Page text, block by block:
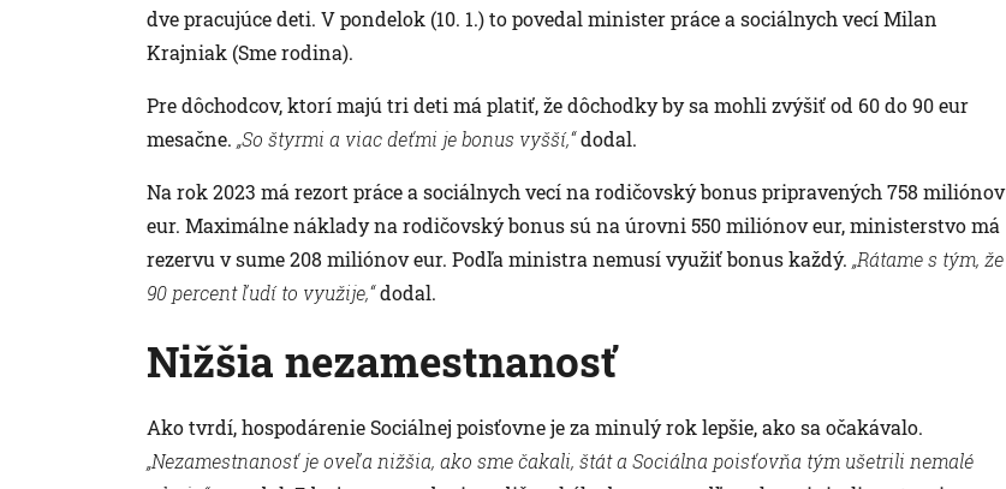
dve pracujúce deti. V pondelok (10. 1.) to povedal minister práce a sociálnych vecí Milan
Krajniak (Sme rodina).
Pre dôchodcov, ktorí majú tri deti má platiť, že dôchodky by sa mohli zvýšiť od 60 do 90 eur
mesačne. „So štyrmi a viac deťmi je bonus vyšší,“dodal.
Na rok 2023 má rezort práce a sociálnych vecí na rodičovský bonus pripravených 758 miliónov
eur. Maximálne náklady na rodičovský bonus sú na úrovni 550 miliónov eur, ministerstvo má
rezervu v sume 208 miliónov eur. Podľa ministra nemusí využiť bonus každý. „Rátame s tým, že
90 percent ľudí to využije,“dodal.
Nižšia nezamestnanosť
Ako tvrdí, hospodárenie Sociálnej poisťovne je za minulý rok lepšie, ako sa očakávalo.
„Nezamestnanosť je oveľa nižšia, ako sme čakali, štát a Sociálna poisťovňa tým ušetrili nemalé